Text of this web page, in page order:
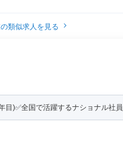
類似求人を見る
目)✅全国で活躍するナショナル社員